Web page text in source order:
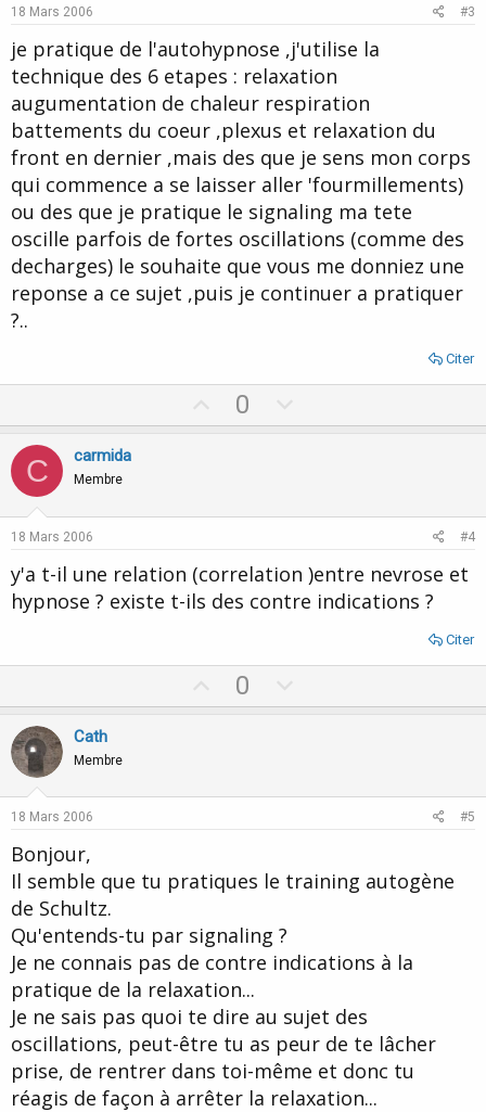
e
18 Mars 2006 #3
je pratique de l'autohypnose ,j'utilise la
technique des 6 etapes : relaxation
augumentation de chaleur respiration
battements du coeur ,plexus et relaxation du
front en dernier ,mais des que je sens mon corps
qui commence a se laisser aller 'fourmillements)
ou des que je pratique le signaling ma tete
oscille parfois de fortes oscillations (comme des
decharges) le souhaite que vous me donniez une
reponse a ce sujet ,puis je continuer a pratiquer
?..
Citer
p
0
o
t
e
C carmida
Membre
18 Mars 2006 #4
y'a t-il une relation (correlation )entre nevrose et
hypnose ? existe t-ils des contre indications ?
Citer
p
t
0
o
v
Cath
Membre
18 Mars 2006 #5
Bonjour,
Il semble que tu pratiques le training autogène
de Schultz.
Qu'entends-tu par signaling ?
Je ne connais pas de contre indications à la
pratique de la relaxation...
Je ne sais pas quoi te dire au sujet des
oscillations, peut-être tu as peur de te lâcher
prise, de rentrer dans toi-même et donc tu
réagis de façon à arrêter la relaxation...